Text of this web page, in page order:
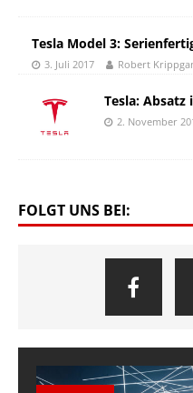
Tesla Model 3:
3. Juli 2017 Robert
Tesla:
2. November
FOLGT UNS BEI: